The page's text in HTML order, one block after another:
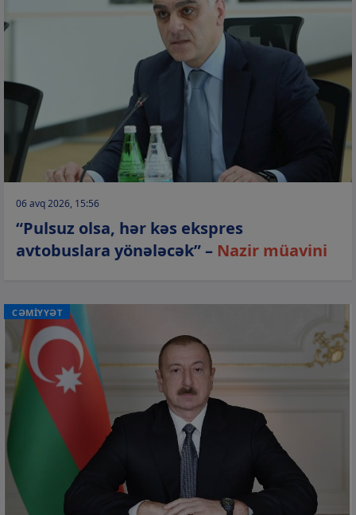
06 avq 2026, 15:56
“Pulsuz olsa, hər kəs ekspres
avtobuslara yönələcək” – Nazir müavini
CƏMİYYƏT